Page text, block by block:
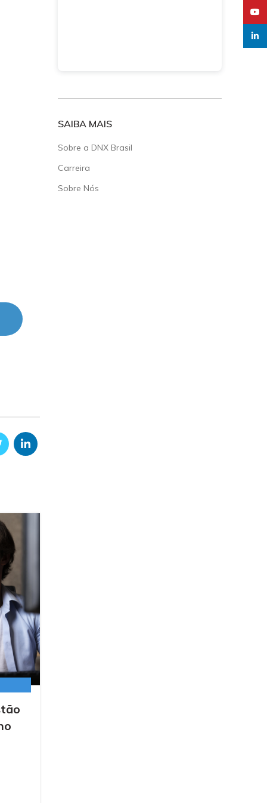
SAIBA MAIS
Sobre a DNX Brasil
Carreira
Sobre Nós